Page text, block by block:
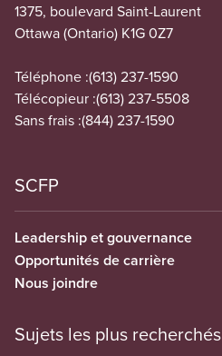
1375, boulevard Saint-Laurent
Ottawa (Ontario) K1G 0Z7
Téléphone :(613) 237-1590
Télécopieur :(613) 237-5508
Sans frais :(844) 237-1590
SCFP
Leadership et gouvernance
Opportunités de carrière
Nous joindre
Sujets les plus recherchés